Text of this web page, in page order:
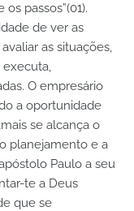
passos”(01).
de ver as
as situações,
executa,
O empresário
a oportunidade
se alcança o
planejamento e a
Paulo a seu
te a Deus
que se